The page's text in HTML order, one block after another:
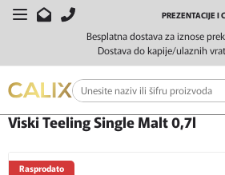
Besplatna dostava za iznose
Dostava do kapije/ulaznih
PREZENTACIJE I
Početna Žestoka pića Viski Viski
Viski Teeling Single Malt 0,7l
Rasprodato